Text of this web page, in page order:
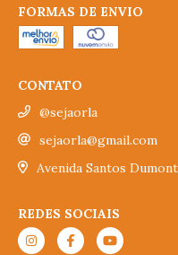
FORMAS DE ENVIO
CONTATO
@sejaorla
sejaorla@gmail.com
Avenida Santos
REDES SOCIAIS